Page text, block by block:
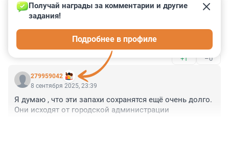
9 сентября 2025, 08:22
8 сентября я чувствовала химический запах как в
СПБ, так и в Зеленогорске, так и в Приветненском.
запах вызывает легкую тошноту. Особенно он
сильный в низинах. Я более чем уверенна, что это
связано с искусственными распылением вредных
веществ в атмосфере. Настоящая статья -ложь, не
указывает на реальные причины. Специалисты,
пожалуйста разберитесь в причинах этого явления.
Хорошо бы знать состав воздуха. На сайте прогноза
погоды было рекомендовано одеть маски.
+1 –0
279959042
Получай награды за комментарии и другие
задания!
Подробнее в профиле
8 сентября 2025, 23:39
Я думаю , что эти запахи сохранятся ещё очень долго.
Они исходят от городской администрации